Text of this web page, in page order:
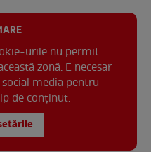
urile nu permit
zonă. E necesar
media pentru
de conținut.